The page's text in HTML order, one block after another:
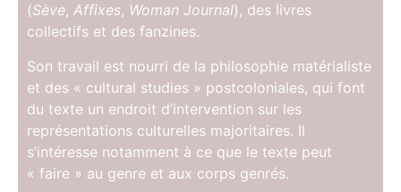
(Sève, Affixes, Woman Journal), des livres
collectifs et des fanzines.
Son travail est nourri de la philosophie matérialiste
et des « cultural studies » postcoloniales, qui font
du texte un endroit d’intervention sur les
représentations culturelles majoritaires. Il
s’intéresse notamment à ce que le texte peut
« faire » au genre et aux corps genrés.